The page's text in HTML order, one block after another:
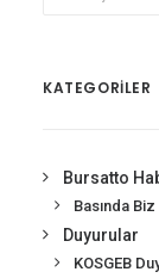
KATEGORİLER
Bursatto
Basında Biz
Duyurular
KOSGEB